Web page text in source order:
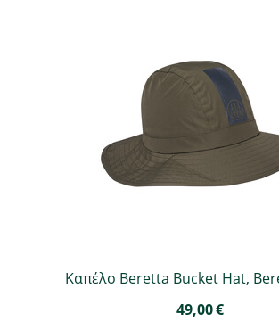
Καπέλο Beretta Bucket Hat,
49,00€